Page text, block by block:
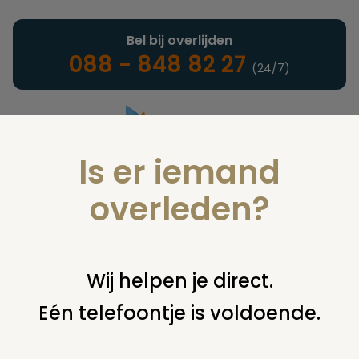
Landelijke uitvaartonderneming
Bel bij overlijden
088 - 848 82 27 (24/7)
U bent hier: home nieuws & agenda nieuws "balsemen ook
in limburg steeds populairder"
Is er iemand
overleden?
Wij helpen je direct.
Eén telefoontje is voldoende.